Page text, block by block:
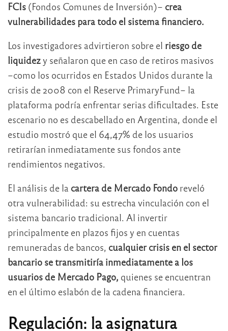
FCIs (Fondos Comunes de Inversión)– crea
vulnerabilidades para todo el sistema financiero.
Los investigadores advirtieron sobre el riesgo de
liquidezy señalaron que en caso de retiros masivos
–como los ocurridos en Estados Unidos durante la
crisis de 2008 con el Reserve PrimaryFund– la
plataforma podría enfrentar serias dificultades. Este
escenario no es descabellado en Argentina, donde el
estudio mostró que el 64,47% de los usuarios
retirarían inmediatamente sus fondos ante
rendimientos negativos.
El análisis de la cartera de Mercado Fondo reveló
otra vulnerabilidad: su estrecha vinculación con el
sistema bancario tradicional. Al invertir
principalmente en plazos fijos y en cuentas
remuneradas de bancos, cualquier crisis en el sector
bancario se transmitiría inmediatamente a los
usuarios de Mercado Pago, quienes se encuentran
en el último eslabón de la cadena financiera.
Regulación: la asignatura